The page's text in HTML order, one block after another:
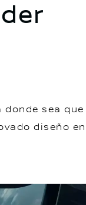
sea que
diseño